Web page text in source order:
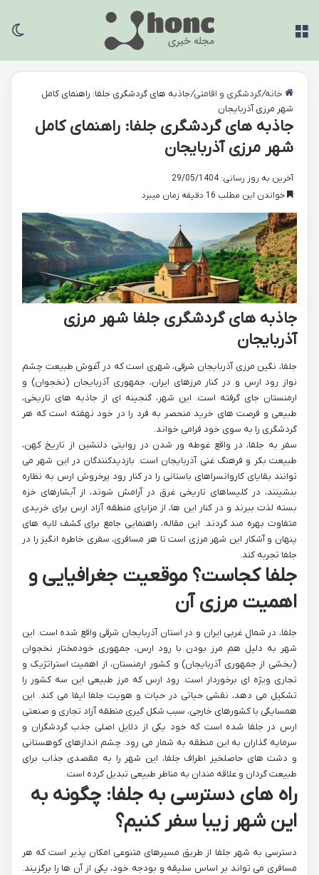
خانه/گردشگری و اقامتی/جاذبه های گردشگری جلفا: راهنمای کامل
شهر مرزی آذربایجان
جاذبه های گردشگری جلفا: راهنمای کامل
شهر مرزی آذربایجان
آخرین به روز رسانی: 29/05/1404
خواندن این مطلب 16 دقیقه زمان میبرد
جاذبه های گردشگری جلفا شهر مرزی
آذربایجان
جلفا، نگین مرزی آذربایجان شرقی، شهری است که در آغوش طبیعت چشم
نواز رود ارس و در کنار مرزهای ایران، جمهوری آذربایجان (نخجوان) و
ارمنستان جای گرفته است. این شهر، گنجینه ای از جاذبه های تاریخی،
طبیعی و فرصت های خرید منحصر به فرد را در خود نهفته است که هر
گردشگری را به سوی خود فرامی خواند.
سفر به جلفا، در واقع غوطه ور شدن در روایتی دلنشین از تاریخ کهن،
طبیعت بکر و فرهنگ غنی آذربایجان است. بازدیدکنندگان در این شهر می
توانند بقایای کاروانسراهای باستانی را در کنار رود پرخروش ارس به نظاره
بنشینند، در کلیساهای تاریخی غرق در آرامش شوند، از آبشارهای خزه
بسته لذت ببرند و در کنار این ها، از مزایای منطقه آزاد ارس برای خریدی
متفاوت بهره مند گردند. این مقاله، راهنمایی جامع برای کشف لایه های
پنهان و آشکار این شهر مرزی است تا هر مسافری، سفری خاطره انگیز را در
جلفا تجربه کند.
جلفا کجاست؟ موقعیت جغرافیایی و
اهمیت مرزی آن
جلفا، در شمال غربی ایران و در استان آذربایجان شرقی واقع شده است. این
شهر به دلیل هم مرز بودن با رود ارس، جمهوری خودمختار نخجوان
(بخشی از جمهوری آذربایجان) و کشور ارمنستان، از اهمیت استراتژیک و
تجاری ویژه ای برخوردار است. رود ارس که مرز طبیعی این سه کشور را
تشکیل می دهد، نقشی حیاتی در حیات و هویت جلفا ایفا می کند. این
همسایگی با کشورهای خارجی، سبب شکل گیری منطقه آزاد تجاری و صنعتی
ارس در جلفا شده است که خود یکی از دلایل اصلی جذب گردشگران و
سرمایه گذاران به این منطقه به شمار می رود. چشم اندازهای کوهستانی
و دشت های حاصلخیز اطراف جلفا، این شهر را به مقصدی جذاب برای
طبیعت گردان و علاقه مندان به مناظر طبیعی تبدیل کرده است.
راه های دسترسی به جلفا: چگونه به
این شهر زیبا سفر کنیم؟
دسترسی به شهر جلفا از طریق مسیرهای متنوعی امکان پذیر است که هر
مسافری می تواند بر اساس سلیقه و بودجه خود، یکی از آن ها را برگزیند.